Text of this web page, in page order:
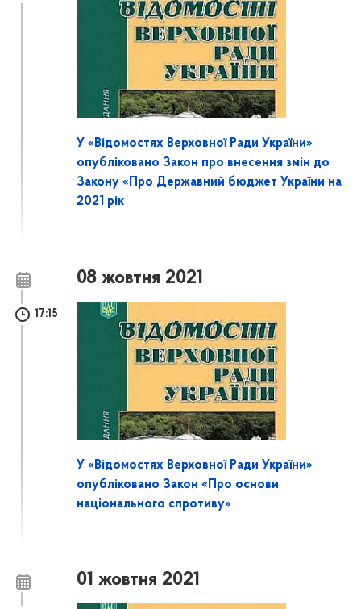
У «Відомостях Верховної Ради України»
опубліковано Закон про внесення змін до
Закону «Про Державний бюджет України на
2021 рік
08 жовтня 2021
17:15
У «Відомостях Верховної Ради України»
опубліковано Закон «Про основи
національного спротиву»
01 жовтня 2021